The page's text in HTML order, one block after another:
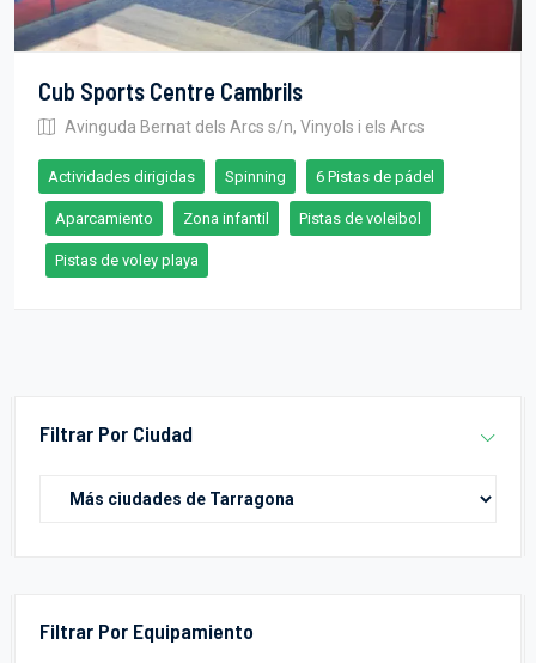
Filtrar Por Ciudad
Filtrar Por Equipamiento
Cub Sports Centre Cambrils
Avinguda Bernat dels Arcs s/n, Vinyols i els Arcs
Actividades dirigidas Spinning 6 Pistas de pádel
Aparcamiento Zona infantil Pistas de voleibol
Pistas de voley playa